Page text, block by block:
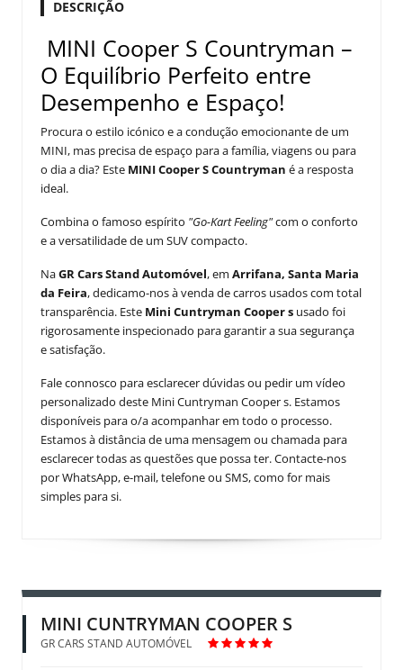
DESCRIÇÃO
MINI Cooper S Countryman –
O Equilíbrio Perfeito entre
Desempenho e Espaço!
Procura o estilo icónico e a condução emocionante de um
MINI, mas precisa de espaço para a família, viagens ou para
o dia a dia? Este MINI Cooper S Countryman é a resposta
ideal.
Combina o famoso espírito "Go-Kart Feeling"com o conforto
e a versatilidade de um SUV compacto.
NaGR Cars Stand Automóvel, em Arrifana, Santa Maria
da Feira, dedicamo-nos à venda de carros usados com total
transparência. Este Mini Cuntryman Cooper s usado foi
rigorosamente inspecionado para garantir a sua segurança
e satisfação.
Fale connosco para esclarecer dúvidas ou pedir um vídeo
personalizado deste Mini Cuntryman Cooper s. Estamos
disponíveis para o/a acompanhar em todo o processo.
Estamos à distância de uma mensagem ou chamada para
esclarecer todas as questões que possa ter. Contacte-nos
por WhatsApp, e-mail, telefone ou SMS, como for mais
simples para si.
MINI CUNTRYMAN COOPER S
GR CARS STAND AUTOMÓVEL